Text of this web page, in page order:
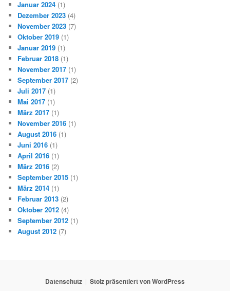
Januar 2024 (1)
Dezember 2023 (4)
November 2023 (7)
Oktober 2019 (1)
Januar 2019 (1)
Februar 2018 (1)
November 2017 (1)
September 2017 (2)
Juli 2017 (1)
Mai 2017 (1)
März 2017 (1)
November 2016 (1)
August 2016 (1)
Juni 2016 (1)
April 2016 (1)
März 2016 (2)
September 2015 (1)
März 2014 (1)
Februar 2013 (2)
Oktober 2012 (4)
September 2012 (1)
August 2012 (7)
Datenschutz Stolz präsentiert von WordPress